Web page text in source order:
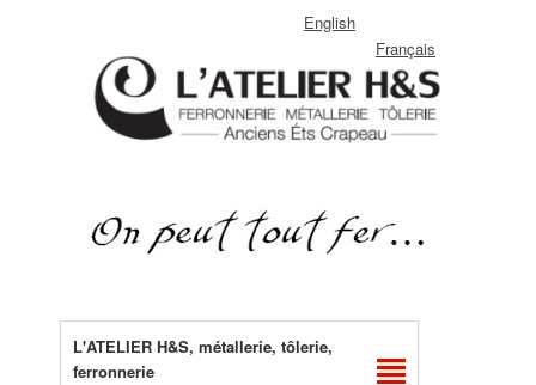
English
Français
L'ATELIER H&S, métallerie, tôlerie,
ferronnerie